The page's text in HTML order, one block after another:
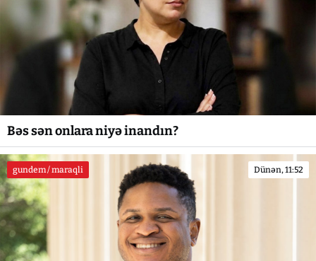
Bəs sən onlara niyə inandın?
gundem / maraqli Dünən, 11:52